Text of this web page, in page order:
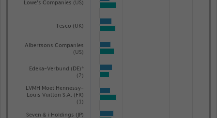
-0.09312235294117649
1.070910588235294.
Seven & i Holdings (JP)
Lowe's Companies (US)
Tesco (UK)
Albertsons Companies
(US)
Edeka-Verbund (DE)*
(2)
LVMH Moet Hennessy-
Louis Vuitton S.A. (FR)
(1)